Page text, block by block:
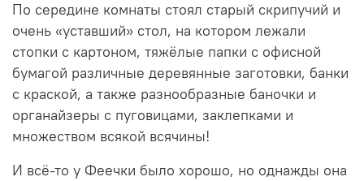
По середине комнаты стоял старый скрипучий и
очень «уставший» стол, на котором лежали
стопки с картоном, тяжёлые папки с офисной
бумагой различные деревянные заготовки, банки
с краской, а также разнообразные баночки и
органайзеры с пуговицами, заклепками и
множеством всякой всячины!
И всё-то у Феечки было хорошо, но однажды она